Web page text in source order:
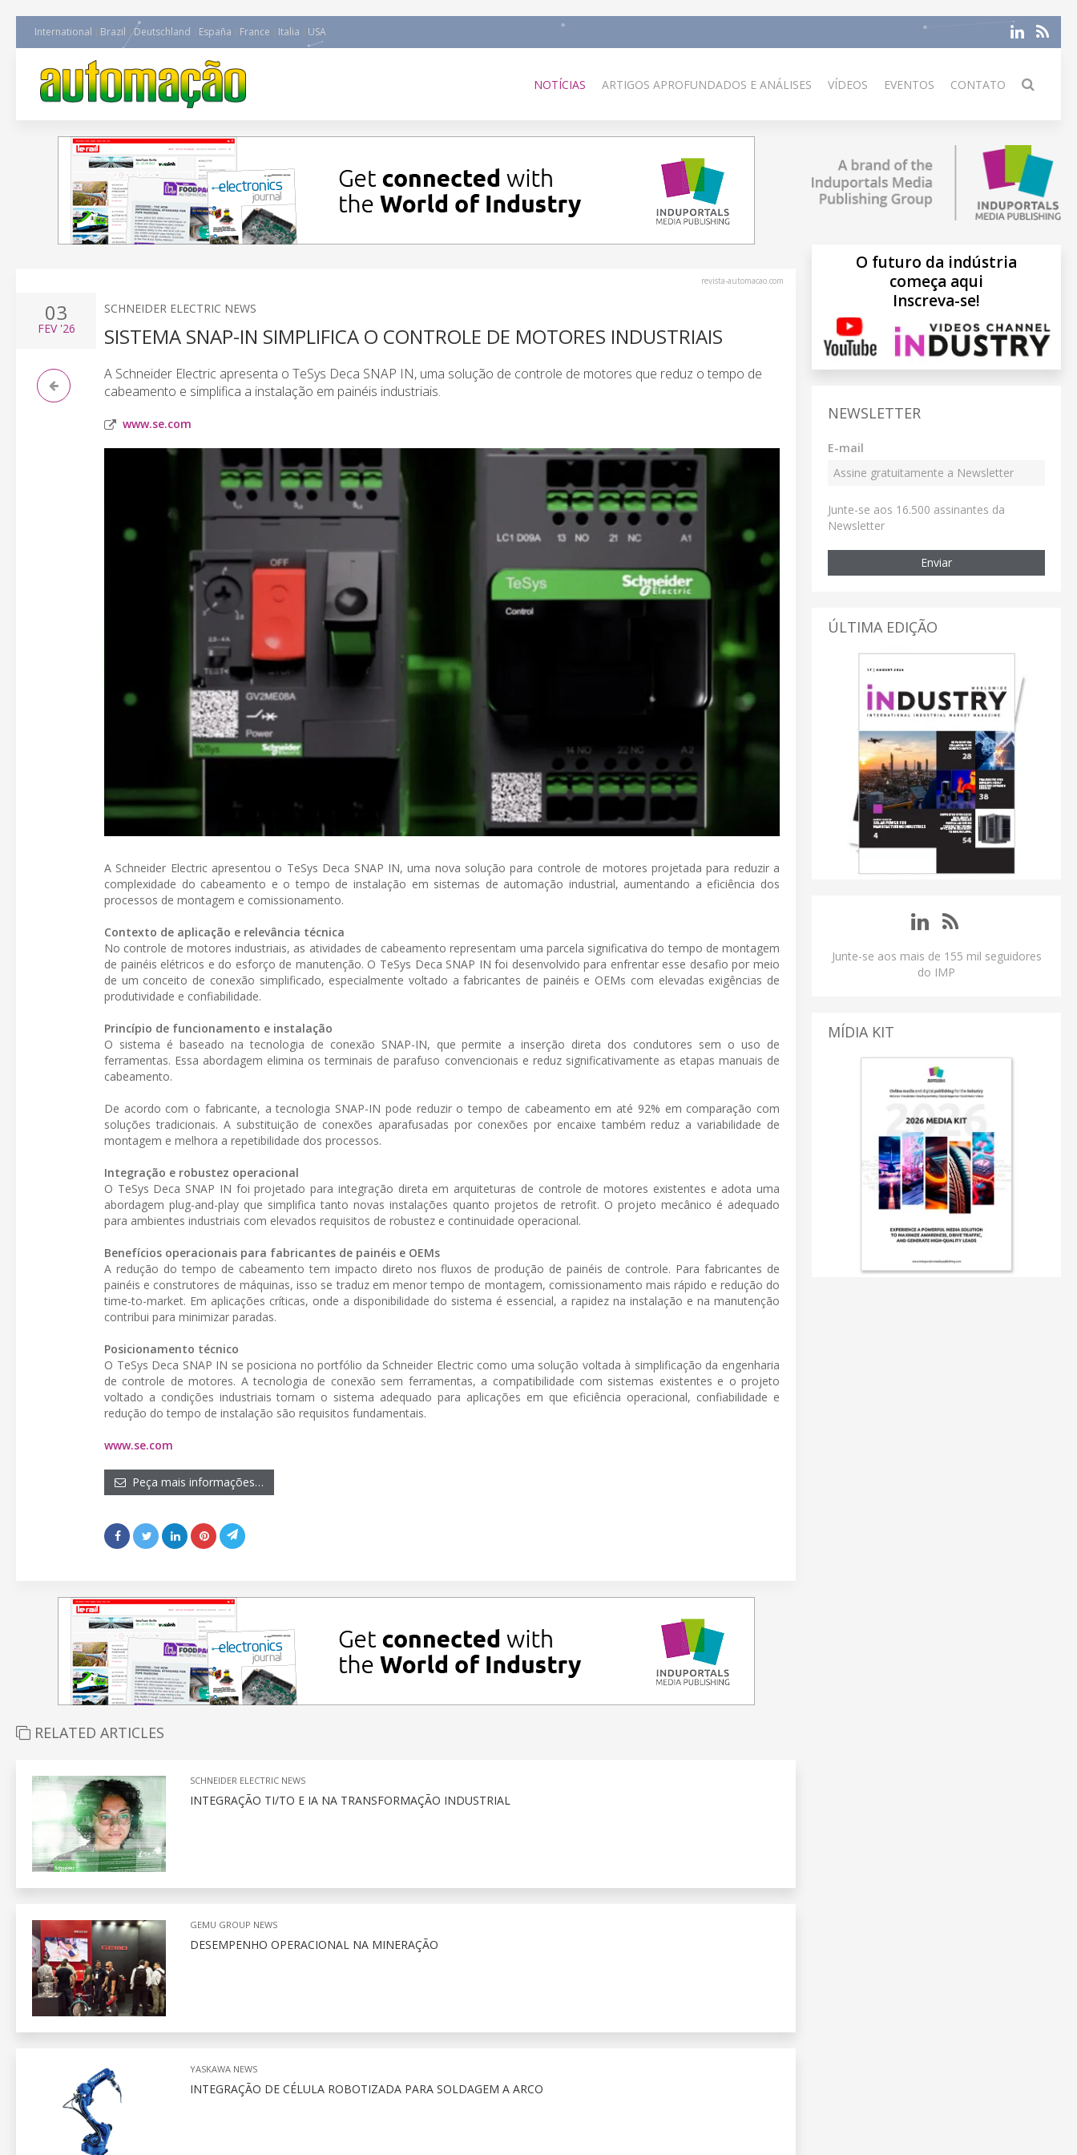
International Brazil Deutschland España France Italia USA
NOTÍCIAS ARTIGOS APROFUNDADOS E ANÁLISES VÍDEOS EVENTOS CONTATO
revista-automacao.com
03
FEV'26
SCHNEIDER ELECTRIC NEWS
SISTEMA SNAP-IN SIMPLIFICA O CONTROLE DE MOTORES INDUSTRIAIS
A Schneider Electric apresenta o TeSys Deca SNAP IN, uma solução de controle de motores que reduz o tempo de
cabeamento e simplifica a instalação em painéis industriais.
www.se.com
A Schneider Electric apresentou o TeSys Deca SNAP IN, uma nova solução para controle de motores projetada para reduzir a
complexidade do cabeamento e o tempo de instalação em sistemas de automação industrial, aumentando a eficiência dos
processos de montagem e comissionamento.
Contexto de aplicação e relevância técnica
No controle de motores industriais, as atividades de cabeamento representam uma parcela significativa do tempo de montagem
de painéis elétricos e do esforço de manutenção. O TeSys Deca SNAP IN foi desenvolvido para enfrentar esse desafio por meio
de um conceito de conexão simplificado, especialmente voltado a fabricantes de painéis e OEMs com elevadas exigências de
produtividade e confiabilidade.
Princípio de funcionamento e instalação
O sistema é baseado na tecnologia de conexão SNAP-IN, que permite a inserção direta dos condutores sem o uso de
ferramentas. Essa abordagem elimina os terminais de parafuso convencionais e reduz significativamente as etapas manuais de
cabeamento.
De acordo com o fabricante, a tecnologia SNAP-IN pode reduzir o tempo de cabeamento em até 92% em comparação com
soluções tradicionais. A substituição de conexões aparafusadas por conexões por encaixe também reduz a variabilidade de
montagem e melhora a repetibilidade dos processos.
Integração e robustez operacional
O TeSys Deca SNAP IN foi projetado para integração direta em arquiteturas de controle de motores existentes e adota uma
abordagem plug-and-play que simplifica tanto novas instalações quanto projetos de retrofit. O projeto mecânico é adequado
para ambientes industriais com elevados requisitos de robustez e continuidade operacional.
Benefícios operacionais para fabricantes de painéis e OEMs
A redução do tempo de cabeamento tem impacto direto nos fluxos de produção de painéis de controle. Para fabricantes de
painéis e construtores de máquinas, isso se traduz em menor tempo de montagem, comissionamento mais rápido e redução do
time-to-market. Em aplicações críticas, onde a disponibilidade do sistema é essencial, a rapidez na instalação e na manutenção
contribui para minimizar paradas.
Posicionamento técnico
O TeSys Deca SNAP IN se posiciona no portfólio da Schneider Electric como uma solução voltada à simplificação da engenharia
de controle de motores. A tecnologia de conexão sem ferramentas, a compatibilidade com sistemas existentes e o projeto
voltado a condições industriais tornam o sistema adequado para aplicações em que eficiência operacional, confiabilidade e
redução do tempo de instalação são requisitos fundamentais.
www.se.com
Peça mais informações…
RELATED ARTICLES
SCHNEIDER ELECTRIC NEWS
INTEGRAÇÃO TI/TO E IA NA TRANSFORMAÇÃO INDUSTRIAL
GEMU GROUP NEWS
DESEMPENHO OPERACIONAL NA MINERAÇÃO
YASKAWA NEWS
INTEGRAÇÃO DE CÉLULA ROBOTIZADA PARA SOLDAGEM A ARCO
O futuro da indústria
começa aqui
Inscreva-se!
NEWSLETTER
E-mail
Junte-se aos 16.500 assinantes da
Newsletter
Enviar
ÚLTIMA EDIÇÃO
Junte-se aos mais de 155 mil seguidores
do IMP
MÍDIA KIT